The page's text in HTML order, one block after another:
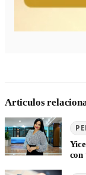
Articulos
con